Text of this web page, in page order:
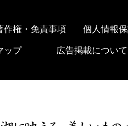
作権・免責事項 個人情報
ップ 広告掲載について